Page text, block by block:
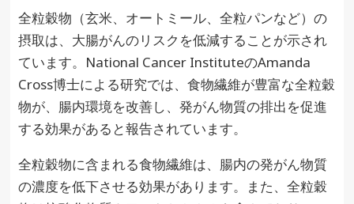
全粒穀物（玄米、オートミール、全粒パンなど）の
摂取は、大腸がんのリスクを低減することが示され
ています。National Cancer InstituteのAmanda
Cross博士による研究では、食物繊維が豊富な全粒穀
物が、腸内環境を改善し、発がん物質の排出を促進
する効果があると報告されています。
全粒穀物に含まれる食物繊維は、腸内の発がん物質
の濃度を低下させる効果があります。また、全粒穀